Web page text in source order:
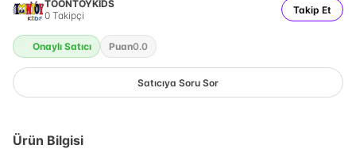
TOONTOYKİDS
0 Takipçi Takip Et
Onaylı Satıcı Puan0.0
Satıcıya Soru Sor
Ürün Bilgisi